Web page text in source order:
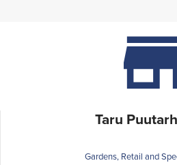
Taru
Gardens, Retail and